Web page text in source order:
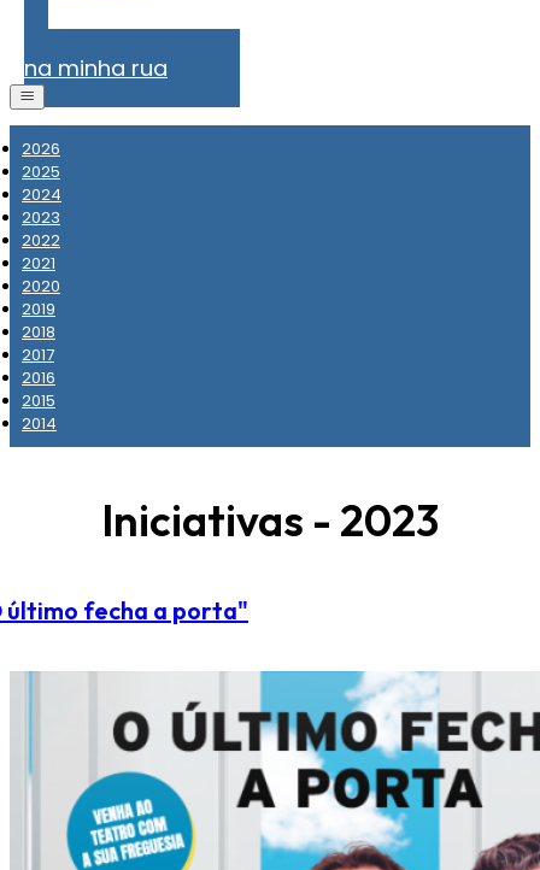
na minha rua
2026
2025
2024
2023
2022
2021
2020
2019
2018
2017
2016
2015
2014
Iniciativas - 2023
último fecha a porta"